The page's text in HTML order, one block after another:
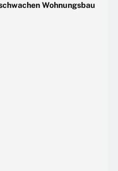
Wohnungsbau